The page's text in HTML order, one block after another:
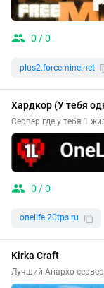
0 / 0
plus2.forcemine.net
Хардкор (У тебя
Сервер где у тебя 1
0 / 0
onelife.20tps.ru
Kirka Craft
Лучший Анархо-сервер